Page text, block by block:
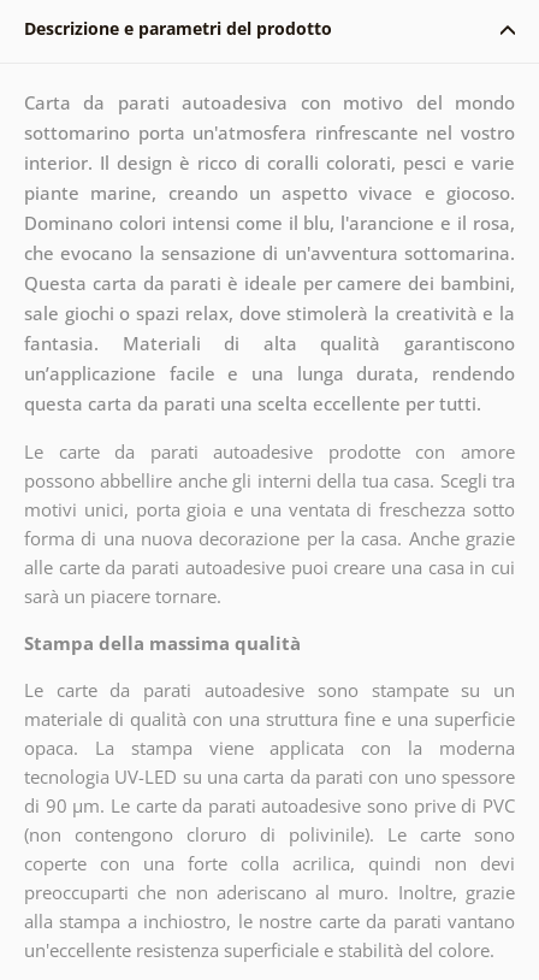
Descrizione e parametri del prodotto
Carta da parati autoadesiva con motivo del mondo
sottomarino porta un'atmosfera rinfrescante nel vostro
interior. Il design è ricco di coralli colorati, pesci e varie
piante marine, creando un aspetto vivace e giocoso.
Dominano colori intensi come il blu, l'arancione e il rosa,
che evocano la sensazione di un'avventura sottomarina.
Questa carta da parati è ideale per camere dei bambini,
sale giochi o spazi relax, dove stimolerà la creatività e la
fantasia. Materiali di alta qualità garantiscono
un’applicazione facile e una lunga durata, rendendo
questa carta da parati una scelta eccellente per tutti.
Le carte da parati autoadesive prodotte con amore
possono abbellire anche gli interni della tua casa. Scegli tra
motivi unici, porta gioia e una ventata di freschezza sotto
forma di una nuova decorazione per la casa. Anche grazie
alle carte da parati autoadesive puoi creare una casa in cui
sarà un piacere tornare.
Stampa della massima qualità
Le carte da parati autoadesive sono stampate su un
materiale di qualità con una struttura fine e una superficie
opaca. La stampa viene applicata con la moderna
tecnologia UV-LED su una carta da parati con uno spessore
di 90 µm. Le carte da parati autoadesive sono prive di PVC
(non contengono cloruro di polivinile). Le carte sono
coperte con una forte colla acrilica, quindi non devi
preoccuparti che non aderiscano al muro. Inoltre, grazie
alla stampa a inchiostro, le nostre carte da parati vantano
un'eccellente resistenza superficiale e stabilità del colore.